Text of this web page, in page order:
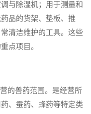
与除湿机；用于测量和
品的货架、垫板、推
清洁维护的工具。这些
点项目。
的兽药范围。是经营所
、蚕药、蜂药等特定类